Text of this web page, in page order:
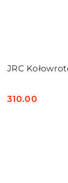
JRC
Cena:
310.00